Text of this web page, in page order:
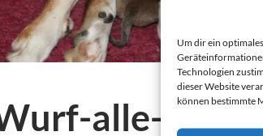
Um dir ein
Technologien
dieser Website
können bestimmte
alle-1.jpg